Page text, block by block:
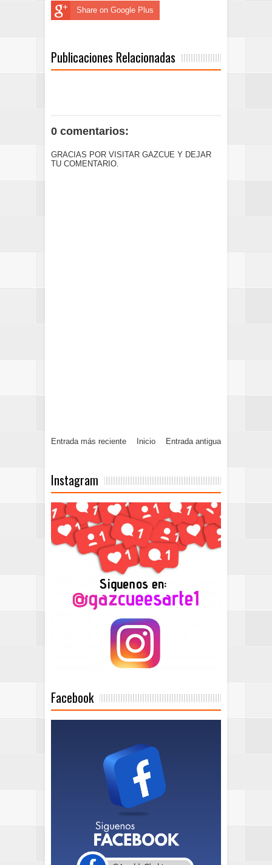
Share on Google Plus
Publicaciones Relacionadas
0 comentarios:
GRACIAS POR VISITAR GAZCUE Y DEJAR
TU COMENTARIO.
Entrada más reciente Entrada antigua
Inicio
Instagram
Facebook